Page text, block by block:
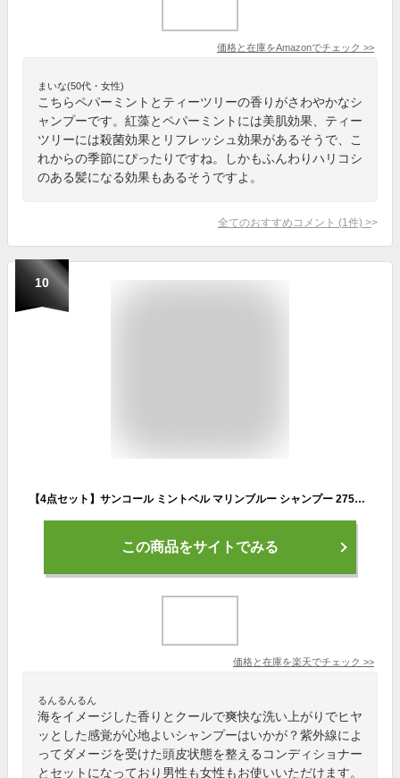
価格と在庫をAmazonでチェック >>
まいな(50代・女性)
こちらペパーミントとティーツリーの香りがさわやかなシ
ャンプーです。紅藻とペパーミントには美肌効果、ティー
ツリーには殺菌効果とリフレッシュ効果があるそうで、こ
れからの季節にぴったりですね。しかもふんわりハリコシ
のある髪になる効果もあるそうですよ。
全てのおすすめコメント (1 件) >
10
【4点セット】サンコール ミントベル マリンブルー シャンプー 275ml /1800ml クールスパコンディショナー 275ml /700ml ミントシャンプー コンディショナー クール クールシャンプー 詰め替え 詰替え メントール 冷感 涼感 ひんやり 髪 頭皮 臭い 女性 男性 サロン専売品
この商品をサイトでみる
価格と在庫を楽天でチェック >>
るんるんるん
海をイメージした香りとクールで爽快な洗い上がりでヒヤ
ッとした感覚が心地よいシャンプーはいかが？紫外線によ
ってダメージを受けた頭皮状態を整えるコンディショナー
とセットになっており男性も女性もお使いいただけます。